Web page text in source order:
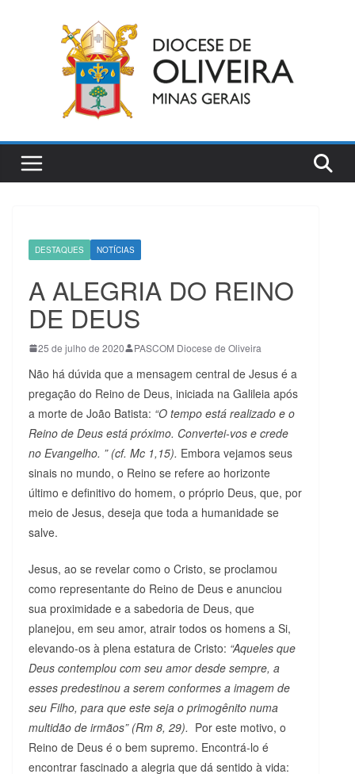
DESTAQUES NOTÍCIAS
A ALEGRIA DO REINO
DE DEUS
25 de julho de 2020 PASCOM Diocese de Oliveira
Não há dúvida que a mensagem central de Jesus é a
pregação do Reino de Deus, iniciada na Galileia após
a morte de João Batista: “O tempo está realizado e o
Reino de Deus está próximo. Convertei-vos e crede
no Evangelho. ” (cf. Mc 1,15). Embora vejamos seus
sinais no mundo, o Reino se refere ao horizonte
último e definitivo do homem, o próprio Deus, que, por
meio de Jesus, deseja que toda a humanidade se
salve.
Jesus, ao se revelar como o Cristo, se proclamou
como representante do Reino de Deus e anunciou
sua proximidade e a sabedoria de Deus, que
planejou, em seu amor, atrair todos os homens a Si,
elevando-os à plena estatura de Cristo: “Aqueles que
Deus contemplou com seu amor desde sempre, a
esses predestinou a serem conformes a imagem de
seu Filho, para que este seja o primogênito numa
multidão de irmãos” (Rm 8, 29). Por este motivo, o
Reino de Deus é o bem supremo. Encontrá-lo é
encontrar fascinado a alegria que dá sentido à vida: